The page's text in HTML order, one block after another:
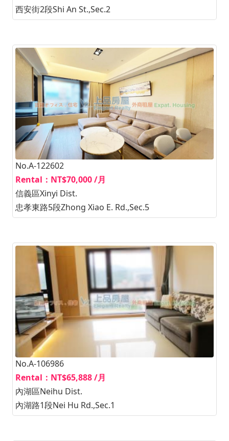
西安街2段Shi An St.,Sec.2
No.A-122602
Rental：NT$70,000 /月
信義區Xinyi Dist.
忠孝東路5段Zhong Xiao E. Rd.,Sec.5
No.A-106986
Rental：NT$65,888 /月
內湖區Neihu Dist.
內湖路1段Nei Hu Rd.,Sec.1